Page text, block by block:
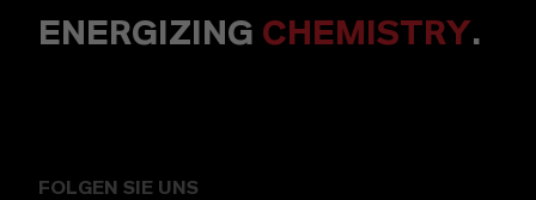
ENERGIZING CHEMISTRY.
FOLGEN SIE UNS